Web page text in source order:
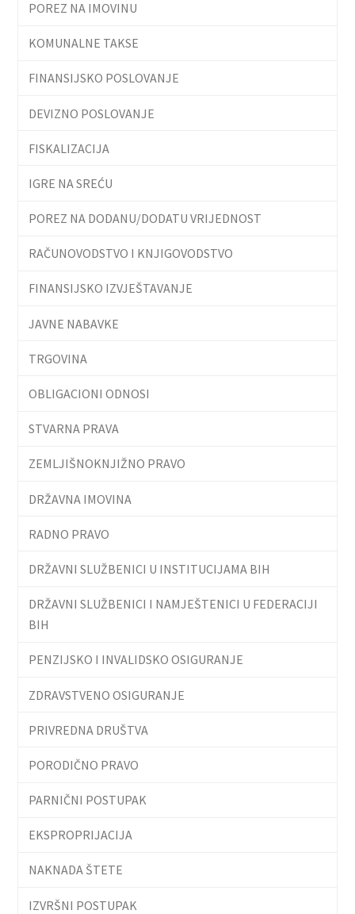
POREZ NA IMOVINU
KOMUNALNE TAKSE
FINANSIJSKO POSLOVANJE
DEVIZNO POSLOVANJE
FISKALIZACIJA
IGRE NA SREĆU
POREZ NA DODANU/DODATU VRIJEDNOST
RAČUNOVODSTVO I KNJIGOVODSTVO
FINANSIJSKO IZVJEŠTAVANJE
JAVNE NABAVKE
TRGOVINA
OBLIGACIONI ODNOSI
STVARNA PRAVA
ZEMLJIŠNOKNJIŽNO PRAVO
DRŽAVNA IMOVINA
RADNO PRAVO
DRŽAVNI SLUŽBENICI U INSTITUCIJAMA BIH
DRŽAVNI SLUŽBENICI I NAMJEŠTENICI U FEDERACIJI
BIH
PENZIJSKO I INVALIDSKO OSIGURANJE
ZDRAVSTVENO OSIGURANJE
PRIVREDNA DRUŠTVA
PORODIČNO PRAVO
PARNIČNI POSTUPAK
EKSPROPRIJACIJA
NAKNADA ŠTETE
IZVRŠNI POSTUPAK